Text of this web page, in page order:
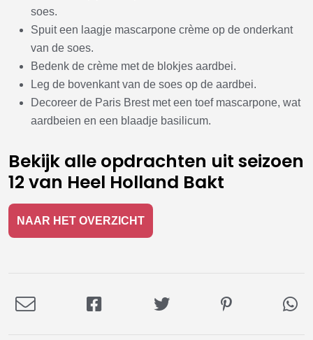
soes.
Spuit een laagje mascarpone crème op de onderkant
van de soes.
Bedenk de crème met de blokjes aardbei.
Leg de bovenkant van de soes op de aardbei.
Decoreer de Paris Brest met een toef mascarpone, wat
aardbeien en een blaadje basilicum.
Bekijk alle opdrachten uit seizoen
12 van Heel Holland Bakt
NAAR HET OVERZICHT
Deel
Deel